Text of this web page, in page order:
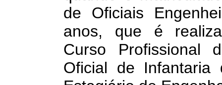
de Oficiais
anos, que é
Curso Profissional
Oficial de Infantaria